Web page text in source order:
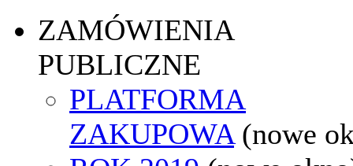
ZAMÓWIENIA
PUBLICZNE
PLATFORMA
ZAKUPOWA (nowe